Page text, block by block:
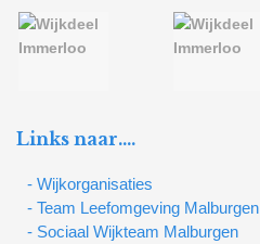
Links naar….
- Wijkorganisaties
- Team Leefomgeving Malburgen
- Sociaal Wijkteam Malburgen